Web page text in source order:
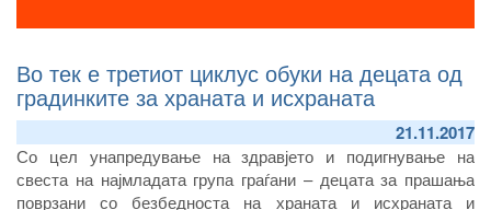
Во тек е третиот циклус обуки на децата од
градинките за храната и исхраната
21.11.2017
Со цел унапредување на здравјето и подигнување на
свеста на најмладата група граѓани – децата за прашања
поврзани со безбедноста на храната и исхраната и